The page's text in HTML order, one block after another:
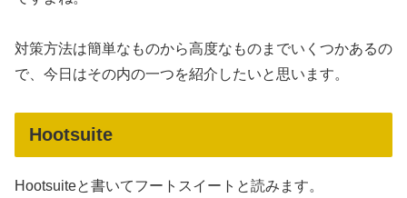
対策方法は簡単なものから高度なものまでいくつかあるの
で、今日はその内の一つを紹介したいと思います。
Hootsuite
Hootsuiteと書いてフートスイートと読みます。